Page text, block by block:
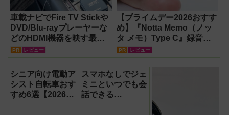
車載ナビでFire TV Stickや
DVD/Blu-rayプレーヤーな
どのHDMI機器を映す最短
ルート。USB接続だけで
ス化できる新機軸アダプタ
ーを徹底解説【データシス
テム『USBKIT』】
PR レビュー
【プライムデー2026おすす
め】『Notta Memo（ノッ
タ メモ）Type C』録音か
らAI自動文字起こし・翻
スレコーダー！【議事録作
成】
PR レビュー
シニア向け電動ア
シスト自転車おす
すめ6選【2026年
スマホなしでジェ
ミニといつでも会
話できる